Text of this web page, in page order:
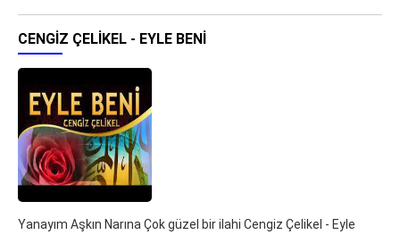
CENGIZ ÇELIKEL - EYLE BENI
Yanayım Aşkın Narına Çok güzel bir ilahi Cengiz Çelikel - Eyle